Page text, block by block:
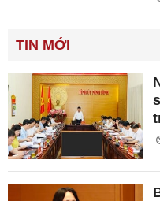
TIN MỚI